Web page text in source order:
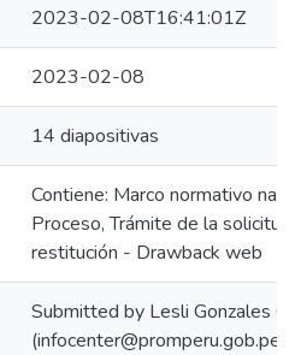
2023-02-08T16:41:01Z
2023-02-08
14 diapositivas
Contiene: Marco normativo
Proceso, Trámite de la
restitución - Drawback web
Submitted by Lesli Gonzales